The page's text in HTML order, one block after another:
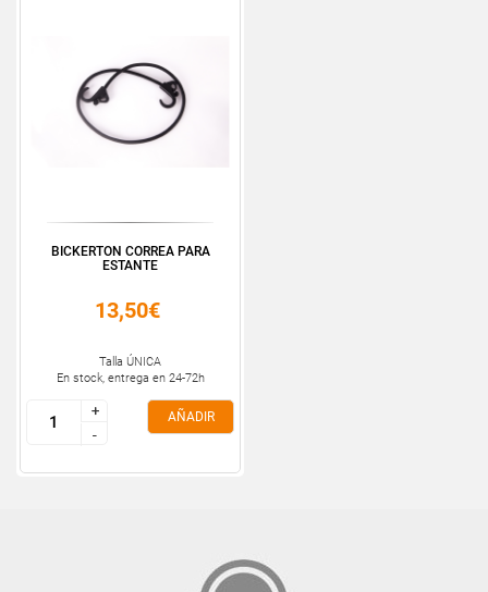
BICKERTON CORREA PARA
ESTANTE
13,50€
Talla ÚNICA
En stock, entrega en 24-72h
+
-
+
-
AÑADIR